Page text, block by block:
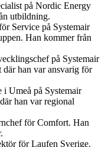
på Nordic Energy
utbildning.
Service på Systemair
Han kommer från
på Systemair
han var ansvarig för
i Umeå på Systemair
han var regional
för Comfort. Han
för Laufen Sverige.